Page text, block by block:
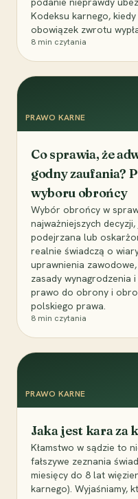
Kodeksu karnego,
obowiązek zwrotu
8 min czytania
PRAWO KARNE
Co sprawia, że
godny zaufania?
wyboru obrońcy
Wybór obrońcy w
najważniejszych
podejrzana lub
realnie świadczą o
uprawnienia
zasady wynagrodzenia
prawo do obrony i
polskiego prawa.
8 min czytania
PRAWO KARNE
Jaka jest kara za
Kłamstwo w sądzie to
fałszywe zeznania
miesięcy do 8 lat
karnego). Wyjaśniamy,